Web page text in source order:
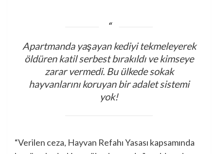
Apartmanda yaşayan kediyi tekmeleyerek
öldüren katil serbest bırakıldı ve kimseye
zarar vermedi. Bu ülkede sokak
hayvanlarını koruyan bir adalet sistemi
yok!
“Verilen ceza, Hayvan Refahı Yasası kapsamında